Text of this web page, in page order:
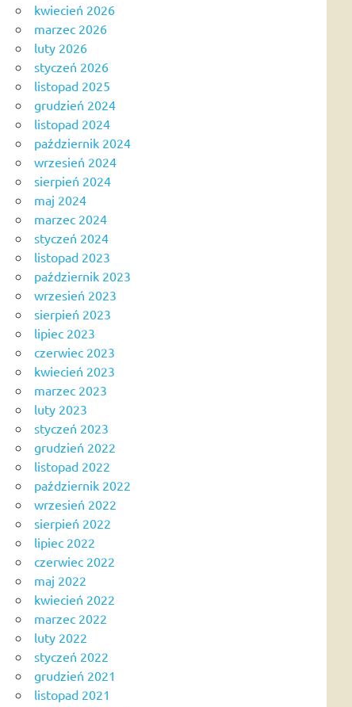
kwiecień 2026
marzec 2026
luty 2026
styczeń 2026
listopad 2025
grudzień 2024
listopad 2024
październik 2024
wrzesień 2024
sierpień 2024
maj 2024
marzec 2024
styczeń 2024
listopad 2023
październik 2023
wrzesień 2023
sierpień 2023
lipiec 2023
czerwiec 2023
kwiecień 2023
marzec 2023
luty 2023
styczeń 2023
grudzień 2022
listopad 2022
październik 2022
wrzesień 2022
sierpień 2022
lipiec 2022
czerwiec 2022
maj 2022
kwiecień 2022
marzec 2022
luty 2022
styczeń 2022
grudzień 2021
listopad 2021